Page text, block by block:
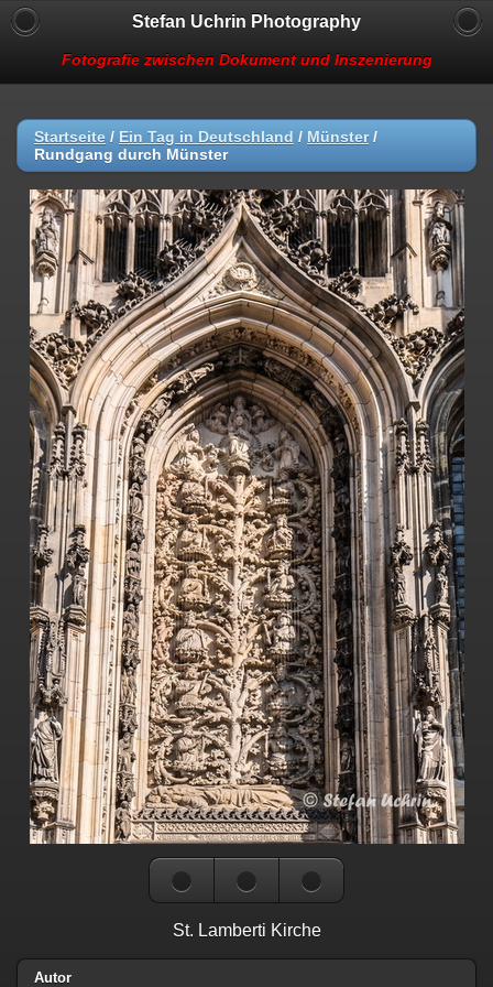
Stefan Uchrin Photography
Fotografie zwischen Dokument und Inszenierung
Startseite / Ein Tag in Deutschland / Münster/
Rundgang durch Münster
St. Lamberti Kirche
Autor